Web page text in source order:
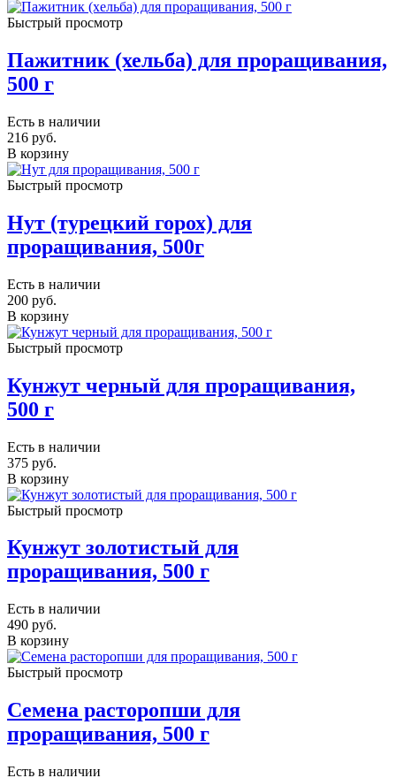
Быстрый просмотр
Пажитник (хельба) для проращивания,
500 г
Есть в наличии
216 руб.
В корзину
Быстрый просмотр
Нут (турецкий горох) для
проращивания, 500г
Есть в наличии
200 руб.
В корзину
Быстрый просмотр
Кунжут черный для проращивания,
500 г
Есть в наличии
375 руб.
В корзину
Быстрый просмотр
Кунжут золотистый для
проращивания, 500 г
Есть в наличии
490 руб.
В корзину
Быстрый просмотр
Семена расторопши для
проращивания, 500 г
Есть в наличии